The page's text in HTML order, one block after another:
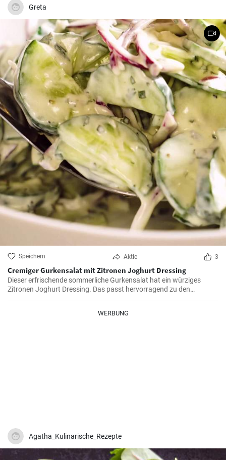
Greta
Speichern Aktie 3
Cremiger Gurkensalat mit Zitronen Joghurt Dressing
Dieser erfrischende sommerliche Gurkensalat hat ein würziges
Zitronen Joghurt Dressing. Das passt hervorragend zu den
knackigen Gurken mit frischen Minze Blättern. Kann mit vielen
WERBUNG
Agatha_Kulinarische_Rezepte